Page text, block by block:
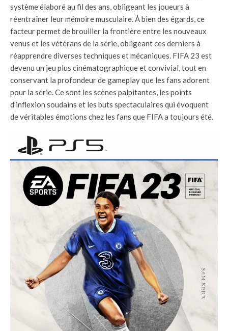
système élaboré au fil des ans, obligeant les joueurs à
réentraîner leur mémoire musculaire. À bien des égards, ce
facteur permet de brouiller la frontière entre les nouveaux
venus et les vétérans de la série, obligeant ces derniers à
réapprendre diverses techniques et mécaniques. FIFA 23 est
devenu un jeu plus cinématographique et convivial, tout en
conservant la profondeur de gameplay que les fans adorent
pour la série. Ce sont les scènes palpitantes, les points
d’inflexion soudains et les buts spectaculaires qui évoquent
de véritables émotions chez les fans que FIFA a toujours été.